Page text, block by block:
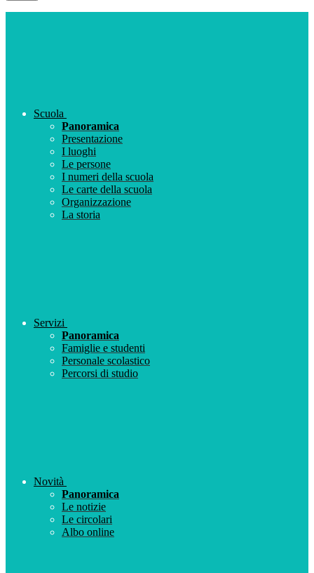
Scuola
Panoramica
Presentazione
I luoghi
Le persone
I numeri della scuola
Le carte della scuola
Organizzazione
La storia
Servizi
Panoramica
Famiglie e studenti
Personale scolastico
Percorsi di studio
Novità
Panoramica
Le notizie
Le circolari
Albo online